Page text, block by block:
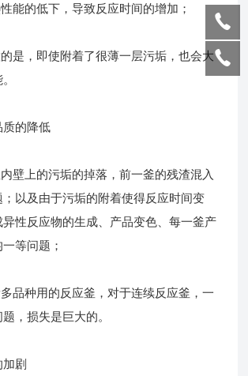
的低下，导致反应时间的增加；
，即使附着了很薄一层污垢，也会大
的降低
上的污垢的掉落，前一釜的残渣混入
以及由于污垢的附着使得反应时间变
性反应物的生成、产品变色、每一釜产
等问题；
种用的反应釜，对于连续反应釜，一
，损失是巨大的。
剧